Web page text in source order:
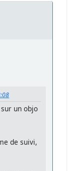
un objo
de suivi,